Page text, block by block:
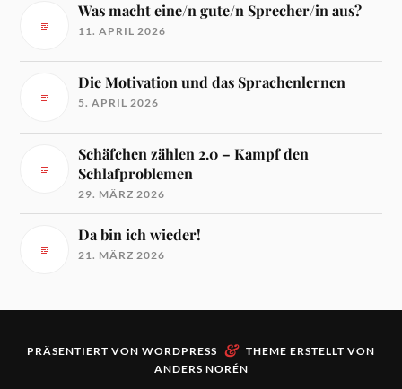
Was macht eine/n gute/n Sprecher/in aus?
11. APRIL 2026
Die Motivation und das Sprachenlernen
5. APRIL 2026
Schäfchen zählen 2.0 – Kampf den
Schlafproblemen
29. MÄRZ 2026
Da bin ich wieder!
21. MÄRZ 2026
PRÄSENTIERT VON WORDPRESS & THEME ERSTELLT VON
ANDERS NORÉN